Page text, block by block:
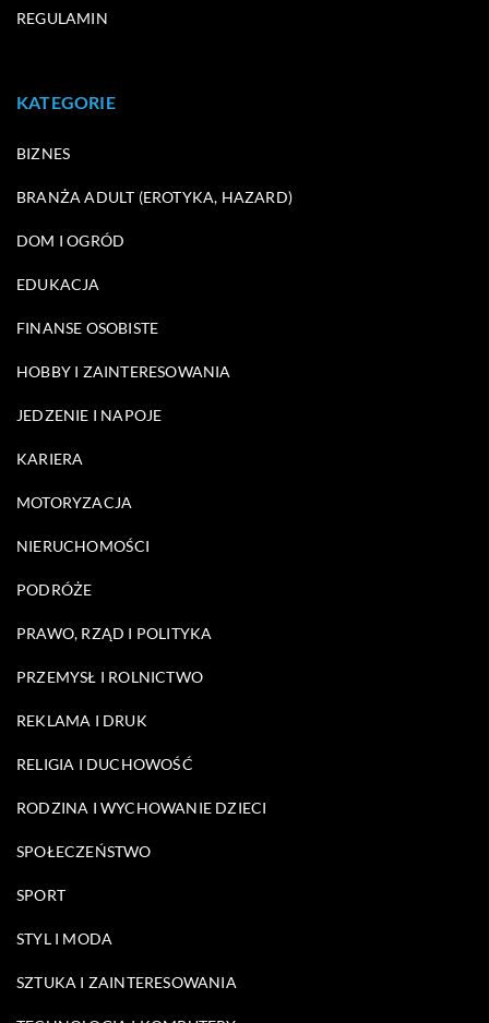
REGULAMIN
KATEGORIE
BIZNES
BRANŻA ADULT (EROTYKA, HAZARD)
DOM I OGRÓD
EDUKACJA
FINANSE OSOBISTE
HOBBY I ZAINTERESOWANIA
JEDZENIE I NAPOJE
KARIERA
MOTORYZACJA
NIERUCHOMOŚCI
PODRÓŻE
PRAWO, RZĄD I POLITYKA
PRZEMYSŁ I ROLNICTWO
REKLAMA I DRUK
RELIGIA I DUCHOWOŚĆ
RODZINA I WYCHOWANIE DZIECI
SPOŁECZEŃSTWO
SPORT
STYL I MODA
SZTUKA I ZAINTERESOWANIA